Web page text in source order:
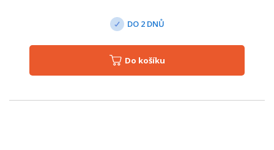
DO 2 DNŮ
Do košíku